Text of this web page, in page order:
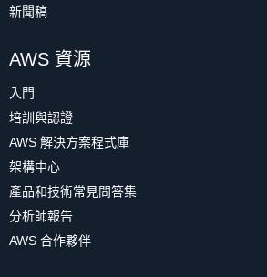
新聞稿
AWS 資源
入門
培訓與認證
AWS 解決方案程式庫
架構中心
產品和技術常見問答集
分析師報告
AWS 合作夥伴